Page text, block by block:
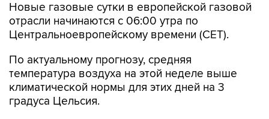
Новые газовые сутки в европейской газовой
отрасли начинаются c 06:00 утра по
Центральноевропейскому времени (CET).
По актуальному прогнозу, средняя
температура воздуха на этой неделе выше
климатической нормы для этих дней на 3
градуса Цельсия.